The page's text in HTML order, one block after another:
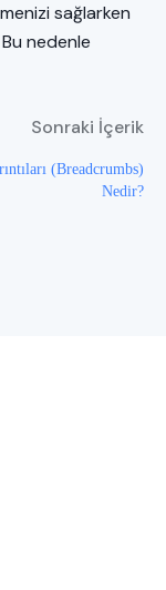
sağlarken
nedenle
Sonraki İçerik
(Breadcrumbs)
Nedir?